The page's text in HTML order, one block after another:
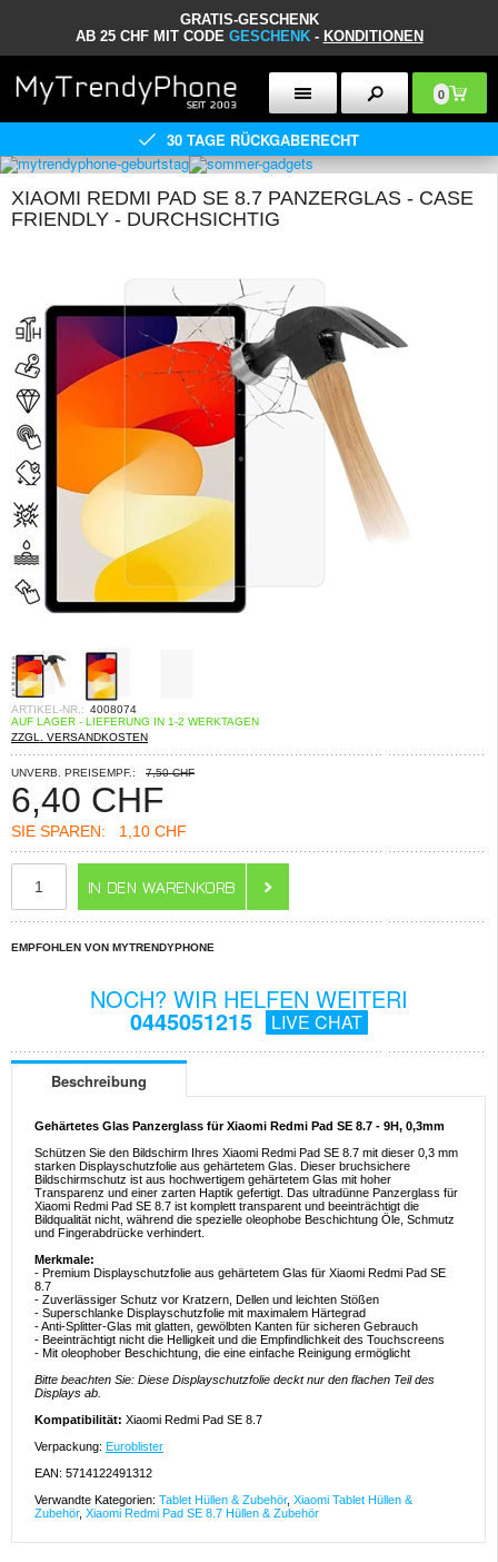
GRATIS-GESCHENK
AB 25 CHF MIT CODE GESCHENK- KONDITIONEN
0
30 TAGE RÜCKGABERECHT
XIAOMI REDMI PAD SE 8.7 PANZERGLAS - CASE
FRIENDLY - DURCHSICHTIG
ARTIKEL-NR.: 4008074
AUF LAGER - LIEFERUNG IN 1-2 WERKTAGEN
ZZGL. VERSANDKOSTEN
UNVERB. PREISEMPF.: 7,50 CHF
6,40 CHF
SIE SPAREN: 1,10 CHF
EMPFOHLEN VON MYTRENDYPHONE
NOCH? WIR HELFEN WEITERI
0445051215 LIVE CHAT
Beschreibung
Gehärtetes Glas Panzerglass für Xiaomi Redmi Pad SE 8.7 - 9H, 0,3mm
Schützen Sie den Bildschirm Ihres Xiaomi Redmi Pad SE 8.7 mit dieser 0,3 mm
starken Displayschutzfolie aus gehärtetem Glas. Dieser bruchsichere
Bildschirmschutz ist aus hochwertigem gehärtetem Glas mit hoher
Transparenz und einer zarten Haptik gefertigt. Das ultradünne Panzerglass für
Xiaomi Redmi Pad SE 8.7 ist komplett transparent und beeinträchtigt die
Bildqualität nicht, während die spezielle oleophobe Beschichtung Öle, Schmutz
und Fingerabdrücke verhindert.
Merkmale:
- Premium Displayschutzfolie aus gehärtetem Glas für Xiaomi Redmi Pad SE
8.7
- Zuverlässiger Schutz vor Kratzern, Dellen und leichten Stößen
- Superschlanke Displayschutzfolie mit maximalem Härtegrad
- Anti-Splitter-Glas mit glatten, gewölbten Kanten für sicheren Gebrauch
- Beeinträchtigt nicht die Helligkeit und die Empfindlichkeit des Touchscreens
- Mit oleophober Beschichtung, die eine einfache Reinigung ermöglicht
Bitte beachten Sie: Diese Displayschutzfolie deckt nur den flachen Teil des
Displays ab.
Kompatibilität: Xiaomi Redmi Pad SE 8.7
Verpackung: Euroblister
EAN: 5714122491312
Verwandte Kategorien: Tablet Hüllen & Zubehör, Xiaomi Tablet Hüllen &
Zubehör, Xiaomi Redmi Pad SE 8.7 Hüllen & Zubehör